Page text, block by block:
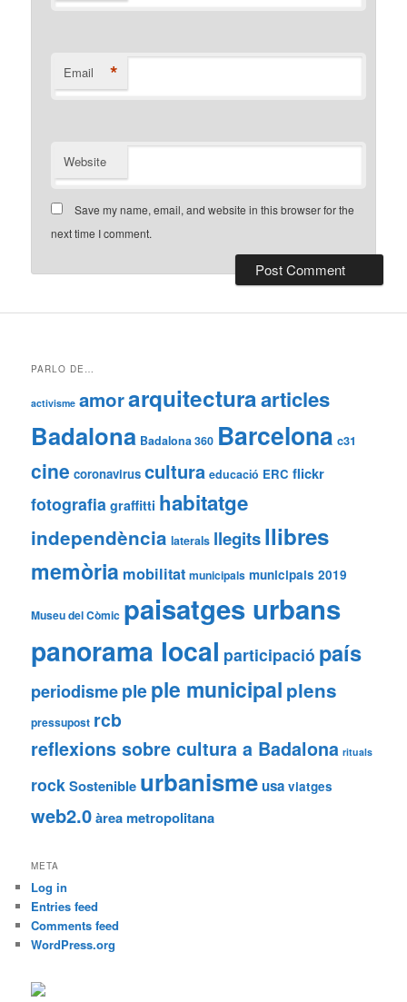
Email *
Website
Save my name, email, and website in this browser for the
next time I comment.
PARLO DE…
activisme amorarquitecturaarticles
Badalona Badalona 360 Barcelona c31
cine coronavirus cultura educació ERC flickr
fotografia graffitti habitatge
independència laterals llegitsllibres
memòria mobilitat municipals municipals 2019
Museu del Còmic paisatges urbans
panorama local participació país
periodismepleple municipal plens
pressupost rcb
reflexions sobre cultura a Badalona rituals
rockSostenible urbanismeusa viatges
web2.0àrea metropolitana
META
Log in
Entries feed
Comments feed
WordPress.org